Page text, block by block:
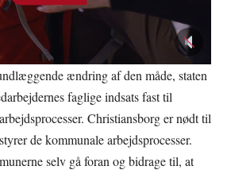
ændring af den måde, staten
faglige indsats fast til
Christiansborg er nødt til
de kommunale arbejdsprocesser.
selv gå foran og bidrage til, at